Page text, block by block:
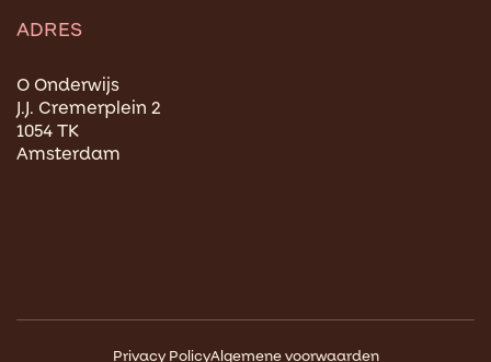
ADRES
O Onderwijs
J.J. Cremerplein 2
1054 TK
Amsterdam
Privacy PolicyAlgemene voorwaarden